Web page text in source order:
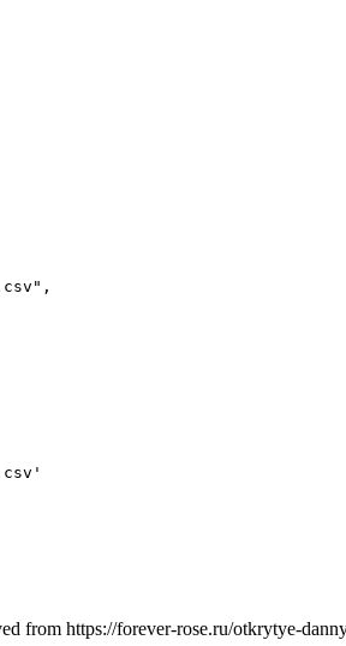
from https://forever-rose.ru/otkrytye-